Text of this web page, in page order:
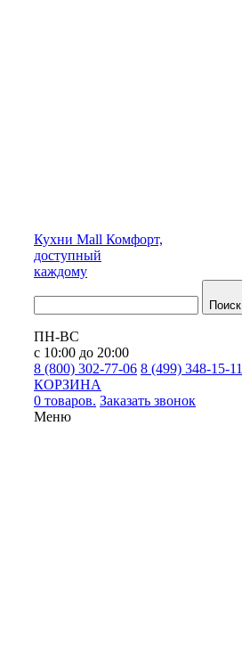
Кухни Mall Комфорт,
доступный
каждому
Поиск
ПН-ВС
с 10:00 до 20:00
8 (800) 302-77-06 8 (499) 348-15-11
КОРЗИНА
0 товаров. Заказать звонок
Меню